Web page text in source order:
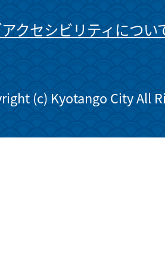
クセシビリティについ
(c) Kyotango City All